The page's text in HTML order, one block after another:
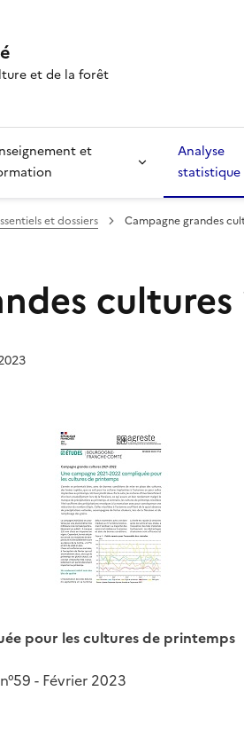
et de la forêt
et
Analyse
statistique
et dossiers Campagne grandes
cultures
pour les cultures de printemps
- Février 2023